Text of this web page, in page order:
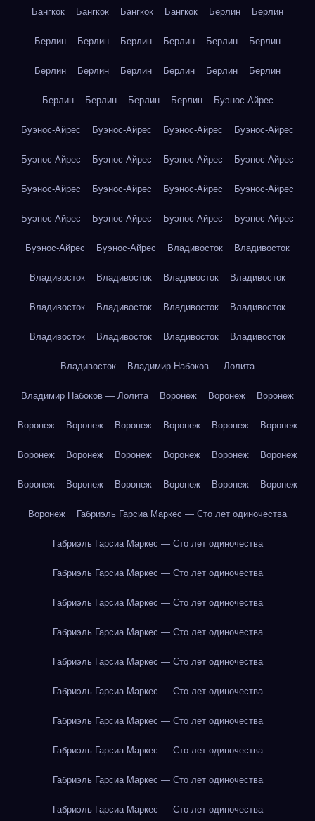
Бангкок Бангкок Бангкок Бангкок Берлин Берлин
Берлин Берлин Берлин Берлин Берлин Берлин
Берлин Берлин Берлин Берлин Берлин Берлин
Берлин Берлин Берлин Берлин Буэнос-Айрес
Буэнос-Айрес Буэнос-Айрес Буэнос-Айрес Буэнос-Айрес
Буэнос-Айрес Буэнос-Айрес Буэнос-Айрес Буэнос-Айрес
Буэнос-Айрес Буэнос-Айрес Буэнос-Айрес Буэнос-Айрес
Буэнос-Айрес Буэнос-Айрес Буэнос-Айрес Буэнос-Айрес
Буэнос-Айрес Буэнос-Айрес Владивосток Владивосток
Владивосток Владивосток Владивосток Владивосток
Владивосток Владивосток Владивосток Владивосток
Владивосток Владивосток Владивосток Владивосток
Владивосток Владимир Набоков — Лолита
Владимир Набоков — Лолита Воронеж Воронеж Воронеж
Воронеж Воронеж Воронеж Воронеж Воронеж Воронеж
Воронеж Воронеж Воронеж Воронеж Воронеж Воронеж
Воронеж Воронеж Воронеж Воронеж Воронеж Воронеж
Воронеж Габриэль Гарсиа Маркес — Сто лет одиночества
Габриэль Гарсиа Маркес — Сто лет одиночества
Габриэль Гарсиа Маркес — Сто лет одиночества
Габриэль Гарсиа Маркес — Сто лет одиночества
Габриэль Гарсиа Маркес — Сто лет одиночества
Габриэль Гарсиа Маркес — Сто лет одиночества
Габриэль Гарсиа Маркес — Сто лет одиночества
Габриэль Гарсиа Маркес — Сто лет одиночества
Габриэль Гарсиа Маркес — Сто лет одиночества
Габриэль Гарсиа Маркес — Сто лет одиночества
Габриэль Гарсиа Маркес — Сто лет одиночества